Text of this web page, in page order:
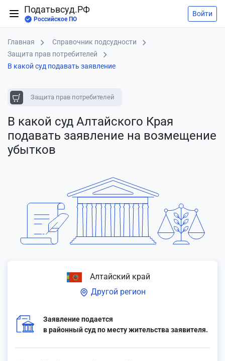
Податьвсуд.РФ
Российское ПО
Войти
Главная
Справочник подсудности
Защита прав потребителей
В какой суд подавать заявление
Защита прав потребителей
В какой суд Алтайского Края
подавать заявление на возмещение
убытков
Алтайский край
Другой регион
Заявление подается
в районный суд по месту жительства заявителя.